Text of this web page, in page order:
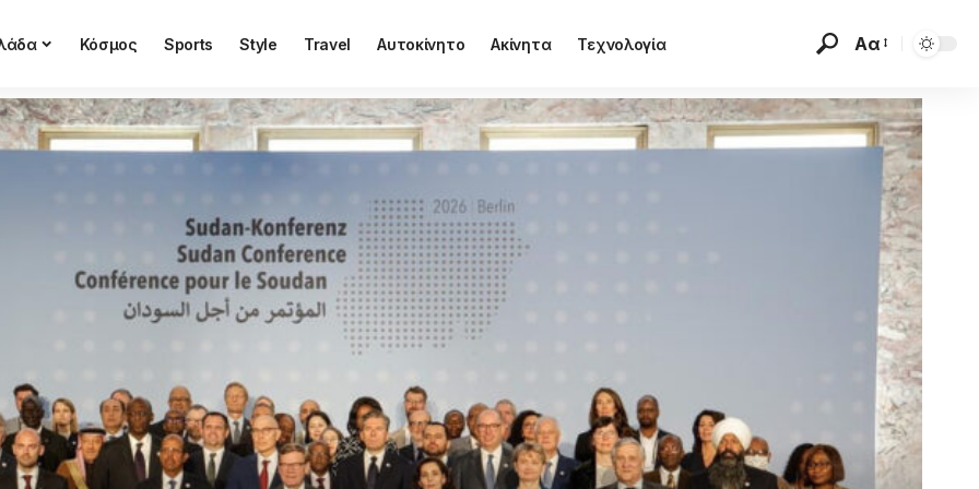
Κόσμος Sports Style Travel Αυτοκίνητο Ακίνητα Τεχνολογία Αα